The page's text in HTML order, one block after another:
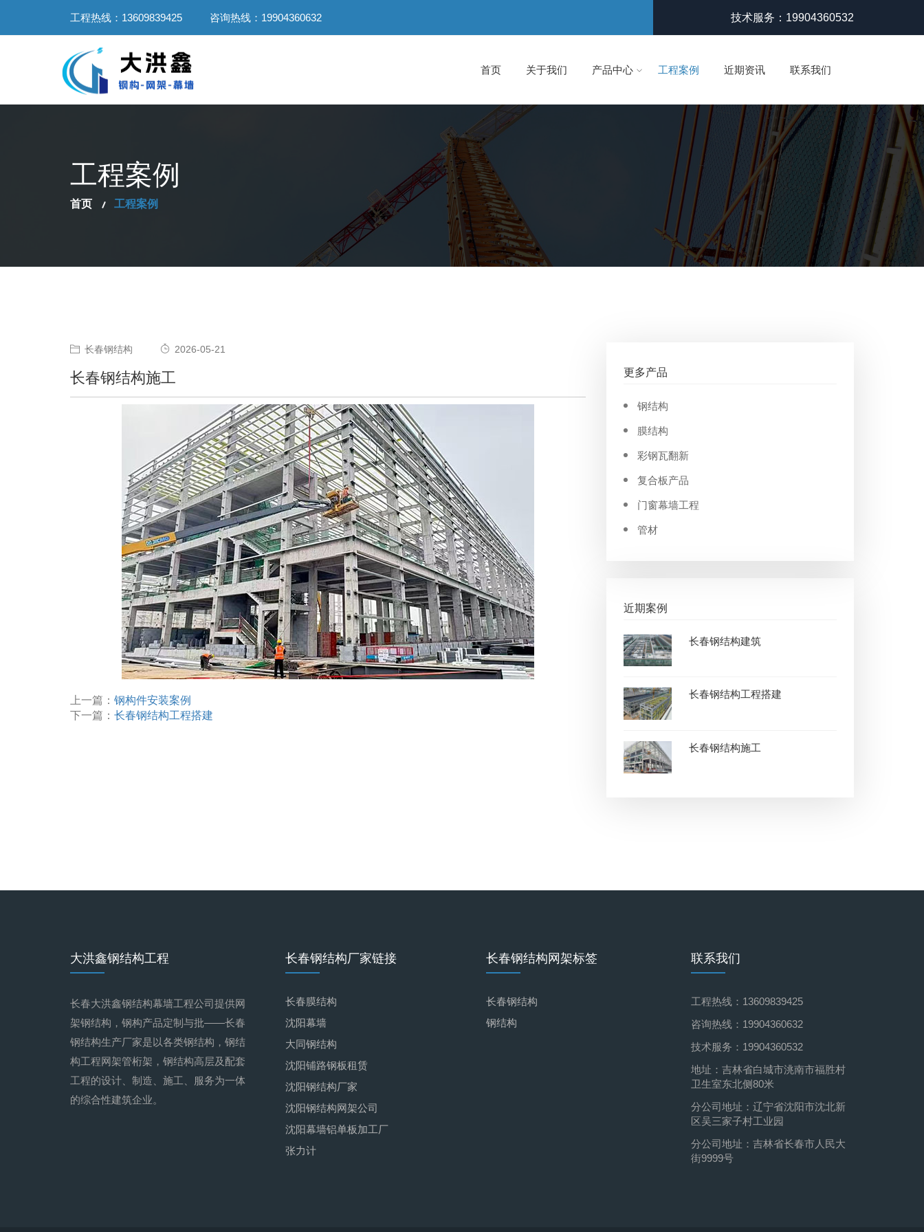
工程热线：13609839425 咨询热线：19904360632 技术服务：19904360532
首页 关于我们 产品中心 工程案例 近期资讯 联系我们
工程案例
首页 工程案例
长春钢结构 2026-05-21
长春钢结构施工
上一篇： 钢构件安装案例
下一篇： 长春钢结构工程搭建
更多产品
钢结构
膜结构
彩钢瓦翻新
复合板产品
门窗幕墙工程
管材
近期案例
长春钢结构建筑
长春钢结构工程搭建
长春钢结构施工
大洪鑫钢结构工程
长春大洪鑫钢结构幕墙工程公司提供网
架钢结构，钢构产品定制与批——长春
钢结构生产厂家是以各类钢结构，钢结
构工程网架管桁架，钢结构高层及配套
工程的设计、制造、施工、服务为一体
的综合性建筑企业。
长春钢结构厂家链接
长春膜结构
沈阳幕墙
大同钢结构
沈阳铺路钢板租赁
沈阳钢结构厂家
沈阳钢结构网架公司
沈阳幕墙铝单板加工厂
张力计
长春钢结构网架标签
长春钢结构
钢结构
联系我们
工程热线：13609839425
咨询热线：19904360632
技术服务：19904360532
地址：吉林省白城市洮南市福胜村
卫生室东北侧80米
分公司地址：辽宁省沈阳市沈北新
区吴三家子村工业园
分公司地址：吉林省长春市人民大
街9999号